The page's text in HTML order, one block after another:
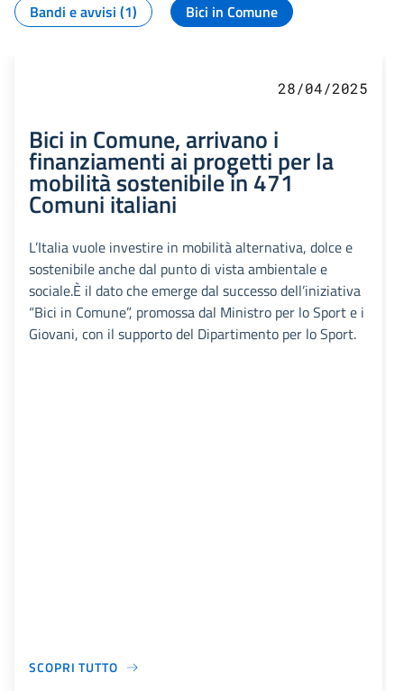
Bandi e avvisi (1)
Bici in Comune
28/04/2025
Bici in Comune, arrivano i
finanziamenti ai progetti per la
mobilità sostenibile in 471
Comuni italiani
L’Italia vuole investire in mobilità alternativa, dolce e
sostenibile anche dal punto di vista ambientale e
sociale.È il dato che emerge dal successo dell’iniziativa
“Bici in Comune”, promossa dal Ministro per lo Sport e i
Giovani, con il supporto del Dipartimento per lo Sport.
SCOPRI TUTTO